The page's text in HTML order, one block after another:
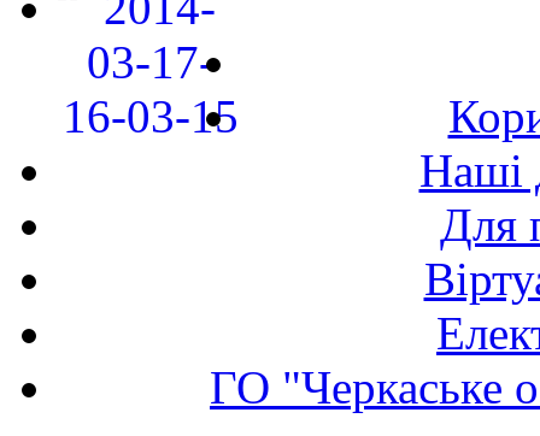
Наші
Для
ГО "Черкаське